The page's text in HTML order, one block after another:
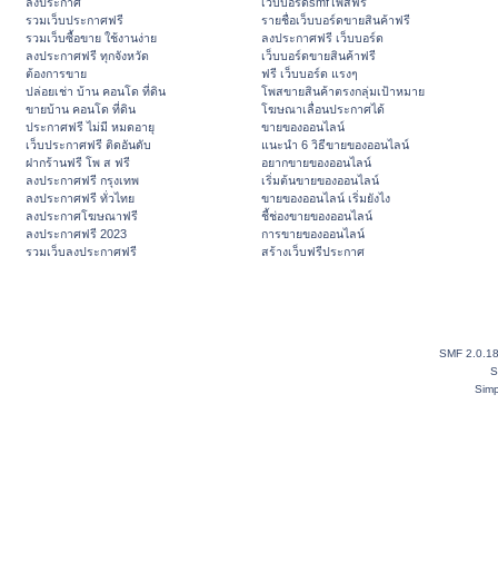
รวมเว็บประกาศฟรี
รวมเว็บซื้อขาย ใช้งานง่าย
ลงประกาศฟรี ทุกจังหวัด
ต้องการขาย
ปล่อยเช่า บ้าน คอนโด ที่ดิน
ขายบ้าน คอนโด ที่ดิน
ประกาศฟรี ไม่มี หมดอายุ
เว็บประกาศฟรี ติดอันดับ
ฝากร้านฟรี โพ ส ฟรี
ลงประกาศฟรี กรุงเทพ
ลงประกาศฟรี ทั่วไทย
ลงประกาศโฆษณาฟรี
ลงประกาศฟรี 2023
รวมเว็บลงประกาศฟรี
รายชื่อเว็บบอร์ดขายสินค้าฟรี
ลงประกาศฟรี เว็บบอร์ด
เว็บบอร์ดขายสินค้าฟรี
ฟรี เว็บบอร์ด แรงๆ
โพสขายสินค้าตรงกลุ่มเป้าหมาย
โฆษณาเลื่อนประกาศได้
ขายของออนไลน์
แนะนำ 6 วิธีขายของออนไลน์
อยากขายของออนไลน์
เริ่มต้นขายของออนไลน์
ขายของออนไลน์ เริ่มยังไง
ชี้ช่องขายของออนไลน์
การขายของออนไลน์
สร้างเว็บฟรีประกาศ
SMF 2.0.18